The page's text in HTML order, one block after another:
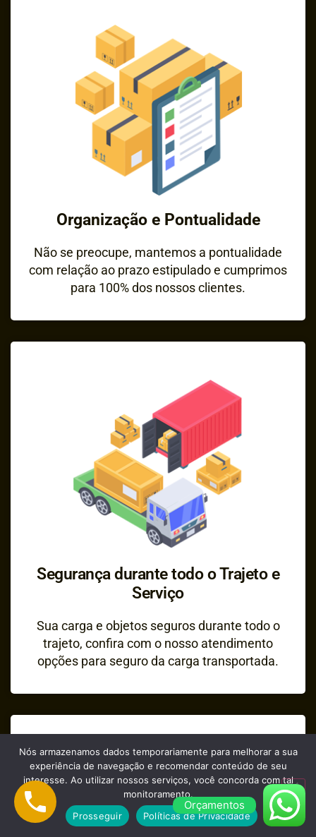
Organização e Pontualidade
Não se preocupe, mantemos a pontualidade
com relação ao prazo estipulado e cumprimos
para 100% dos nossos clientes.
Segurança durante todo o Trajeto e
Serviço
Sua carga e objetos seguros durante todo o
trajeto, confira com o nosso atendimento
opções para seguro da carga transportada.
Orçamentos
Nós armazenamos dados temporariamente para melhorar a sua
experiência de navegação e recomendar conteúdo de seu
interesse. Ao utilizar nossos serviços, você concorda com tal
monitoramento.
Prosseguir
Políticas de Privacidade